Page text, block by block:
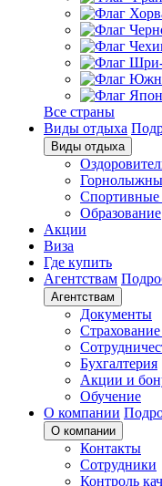
Все страны
Виды отдыха
Виды отдыха
Спортивные
Образование
Акции
Виза
Где купить
Агентствам
Агентствам
Документы
Бухгалтерия
Акции и
Обучение
О компании
О компании
Контакты
Сотрудники
Контроль